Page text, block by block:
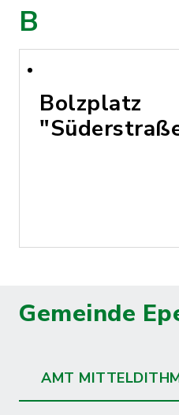
B
Bolzplatz
Gemeinde
AMT